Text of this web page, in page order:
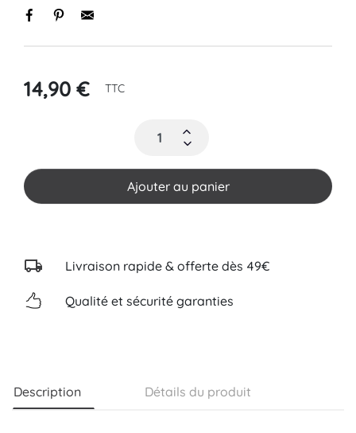
14,90 € TTC
Ajouter au panier
Livraison rapide & offerte dès 49€
Qualité et sécurité garanties
Description Détails du produit